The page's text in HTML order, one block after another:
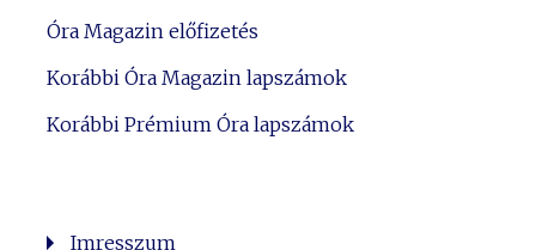
Óra Magazin előfizetés
Korábbi Óra Magazin lapszámok
Korábbi Prémium Óra lapszámok
Imresszum